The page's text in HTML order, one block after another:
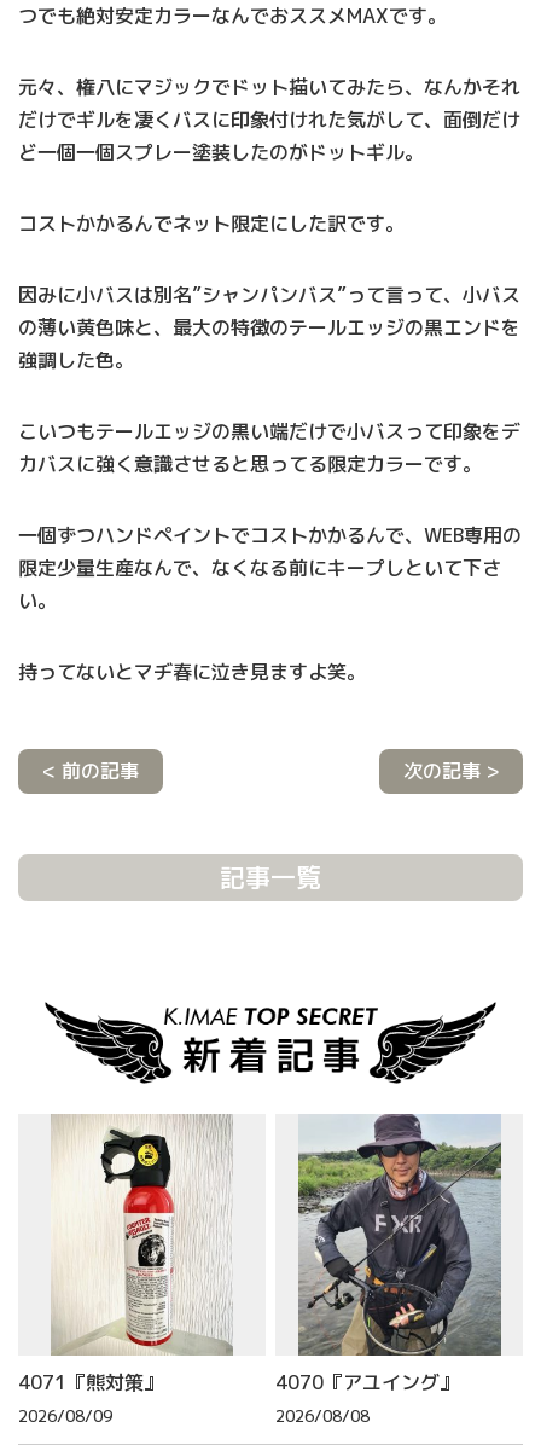
つでも絶対安定カラーなんでおススメMAXです。
元々、権八にマジックでドット描いてみたら、なんかそれ
だけでギルを凄くバスに印象付けれた気がして、面倒だけ
ど一個一個スプレー塗装したのがドットギル。
コストかかるんでネット限定にした訳です。
因みに小バスは別名”シャンパンバス”って言って、小バス
の薄い黄色味と、最大の特徴のテールエッジの黒エンドを
強調した色。
こいつもテールエッジの黒い端だけで小バスって印象をデ
カバスに強く意識させると思ってる限定カラーです。
一個ずつハンドペイントでコストかかるんで、WEB専用の
限定少量生産なんで、なくなる前にキープしといて下さ
い。
持ってないとマヂ春に泣き見ますよ笑。
< 前の記事 次の記事 >
記事一覧
4071『熊対策』
2026/08/09
4070『アユイング』
2026/08/08